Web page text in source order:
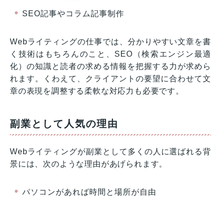
SEO記事やコラム記事制作
Webライティングの仕事では、分かりやすい文章を書
く技術はもちろんのこと、SEO（検索エンジン最適
化）の知識と読者の求める情報を把握する力が求めら
れます。くわえて、クライアントの要望に合わせて文
章の表現を調整する柔軟な対応力も必要です。
副業として人気の理由
Webライティングが副業として多くの人に選ばれる背
景には、次のような理由があげられます。
パソコンがあれば時間と場所が自由